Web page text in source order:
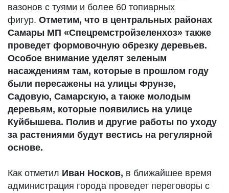
вазонов с туями и более 60 топиарных
фигур. Отметим, что в центральных районах
Самары МП «Спецремстройзеленхоз» также
проведет формовочную обрезку деревьев.
Особое внимание уделят зеленым
насаждениям там, которые в прошлом году
были пересажены на улицы Фрунзе,
Садовую, Самарскую, а также молодым
деревьям, которые появились на улице
Куйбышева. Полив и другие работы по уходу
за растениями будут вестись на регулярной
основе.
Как отметил Иван Носков, в ближайшее время
администрация города проведет переговоры с